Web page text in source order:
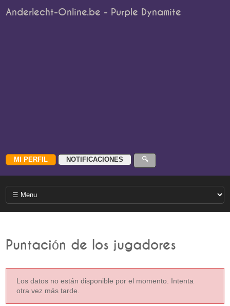
Anderlecht-Online.be - Purple Dynamite
Puntación de los jugadores
Los datos no están disponible por el momento. Intenta
otra vez más tarde.